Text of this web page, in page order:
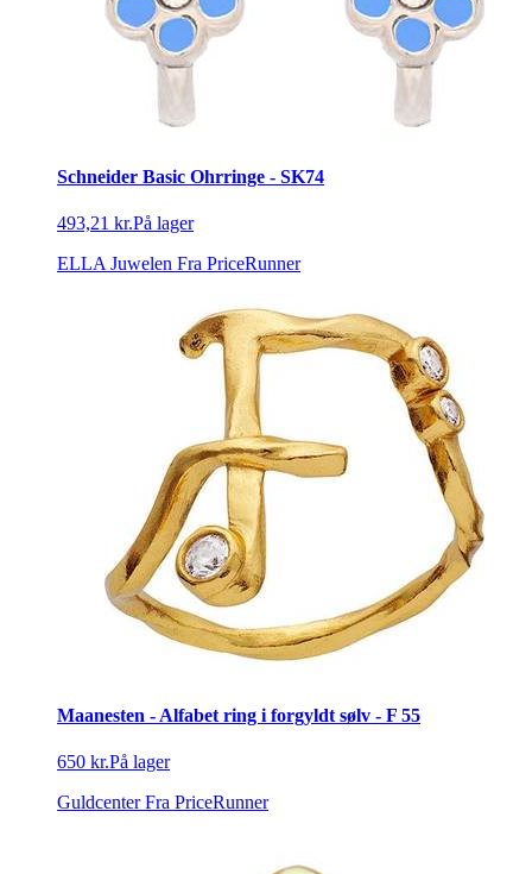
Schneider Basic Ohrringe - SK74
493,21 kr.På lager
ELLA Juwelen Fra PriceRunner
Maanesten - Alfabet ring i forgyldt sølv - F 55
650 kr.På lager
Guldcenter Fra PriceRunner